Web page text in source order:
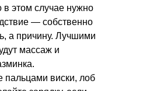
в этом случае нужно
— собственно
а причину. Лучшими
массаж и
пальцами виски, лоб